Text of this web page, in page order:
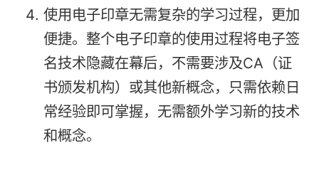
使用电子印章无需复杂的学习过程，更加
便捷。整个电子印章的使用过程将电子签
名技术隐藏在幕后，不需要涉及CA（证
书颁发机构）或其他新概念，只需依赖日
常经验即可掌握，无需额外学习新的技术
和概念。